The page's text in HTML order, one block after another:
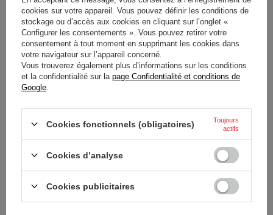
État Nouveaux produits
Genre Mâle
Catégorie Sweat-shirts
Adultes
Matériel
Marque
cookies sur votre appareil. Vous pouvez définir les conditions de
stockage ou d’accès aux cookies en cliquant sur l’onglet «
Configurer les consentements ». Vous pouvez retirer votre
consentement à tout moment en supprimant les cookies dans
votre navigateur sur l’appareil concerné.
Vous trouverez également plus d’informations sur les conditions
et la confidentialité sur la page Confidentialité et conditions de
Google
Cookies fonctionnels (obligatoires)
Toujours
actifs
Cookies d’analyse
Cookies publicitaires